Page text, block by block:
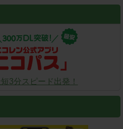
3分スピード出発！